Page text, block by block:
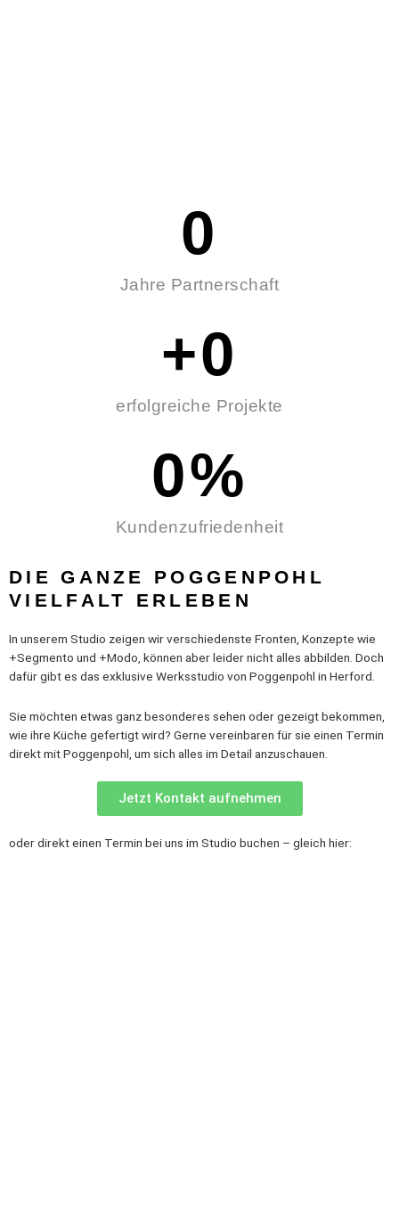
0
Jahre Partnerschaft
+0
erfolgreiche Projekte
0%
Kundenzufriedenheit
DIE GANZE POGGENPOHL
VIELFALT ERLEBEN
In unserem Studio zeigen wir verschiedenste Fronten, Konzepte wie
+Segmento und +Modo, können aber leider nicht alles abbilden. Doch
dafür gibt es das exklusive Werksstudio von Poggenpohl in Herford.
Sie möchten etwas ganz besonderes sehen oder gezeigt bekommen,
wie ihre Küche gefertigt wird? Gerne vereinbaren für sie einen Termin
direkt mit Poggenpohl, um sich alles im Detail anzuschauen.
Jetzt Kontakt aufnehmen
oder direkt einen Termin bei uns im Studio buchen – gleich hier: